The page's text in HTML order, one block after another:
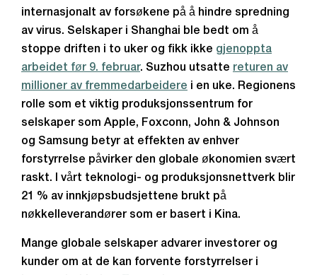
internasjonalt av forsøkene på å hindre spredning
av virus. Selskaper i Shanghai ble bedt om å
stoppe driften i to uker og fikk ikke gjenoppta
arbeidet før 9. februar. Suzhou utsatte returen av
millioner av fremmedarbeidere i en uke. Regionens
rolle som et viktig produksjonssentrum for
selskaper som Apple, Foxconn, John & Johnson
og Samsung betyr at effekten av enhver
forstyrrelse påvirker den globale økonomien svært
raskt. I vårt teknologi- og produksjonsnettverk blir
21 % av innkjøpsbudsjettene brukt på
nøkkelleverandører som er basert i Kina.
Mange globale selskaper advarer investorer og
kunder om at de kan forvente forstyrrelser i